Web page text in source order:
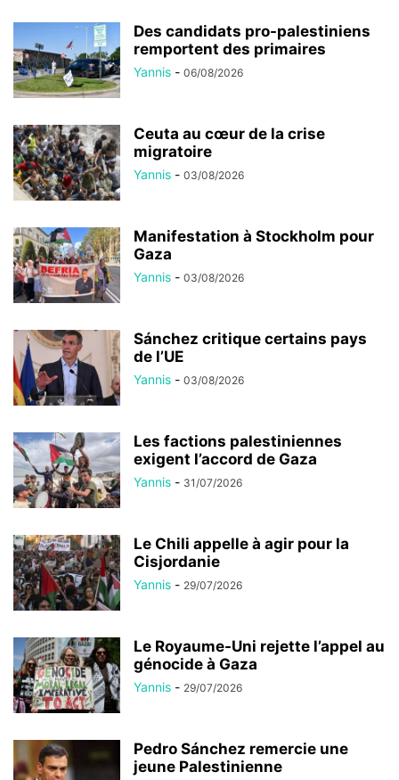
Des candidats pro-palestiniens
remportent des primaires
Yannis - 06/08/2026
Ceuta au cœur de la crise
migratoire
Yannis - 03/08/2026
Manifestation à Stockholm pour
Gaza
Yannis - 03/08/2026
Sánchez critique certains pays
de l’UE
Yannis - 03/08/2026
Les factions palestiniennes
exigent l’accord de Gaza
Yannis - 31/07/2026
Le Chili appelle à agir pour la
Cisjordanie
Yannis - 29/07/2026
Le Royaume-Uni rejette l’appel au
génocide à Gaza
Yannis - 29/07/2026
Pedro Sánchez remercie une
jeune Palestinienne